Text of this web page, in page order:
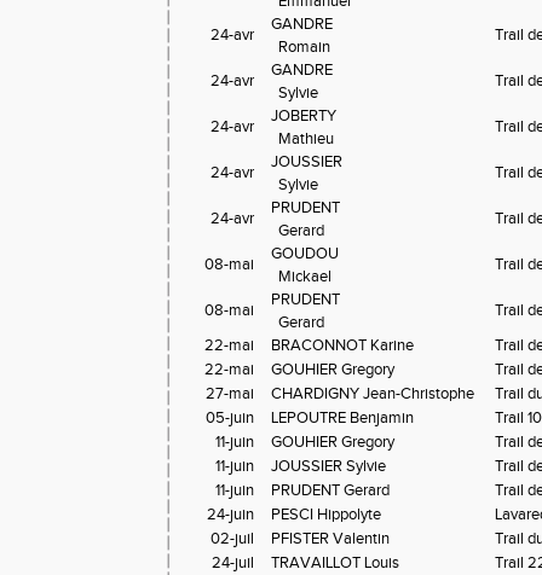
24-avr
GANDRE
  Romain
Trail
24-avr
GANDRE
  Sylvie
Trail
24-avr
JOBERTY
  Mathieu
Trail
24-avr
JOUSSIER
  Sylvie
Trail
24-avr
PRUDENT
  Gerard
Trail
08-mai
GOUDOU
  Mickael
Trail
08-mai
PRUDENT
  Gerard
Trail
22-mai
BRACONNOT Karine
Trail
22-mai
GOUHIER Gregory
Trail
27-mai
CHARDIGNY Jean-Christophe
Trail
05-juin
LEPOUTRE Benjamin
Trail
11-juin
GOUHIER Gregory
Trail
11-juin
JOUSSIER Sylvie
Trail
11-juin
PRUDENT Gerard
Trail
24-juin
PESCI Hippolyte
02-juil
PFISTER Valentin
Trail
24-juil
TRAVAILLOT Louis
Trail